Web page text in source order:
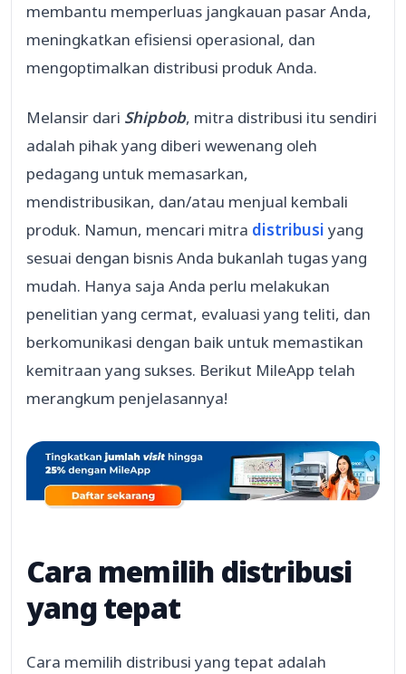
membantu memperluas jangkauan pasar Anda,
meningkatkan efisiensi operasional, dan
mengoptimalkan distribusi produk Anda.
Melansir dari Shipbob, mitra distribusi itu sendiri
adalah pihak yang diberi wewenang oleh
pedagang untuk memasarkan,
mendistribusikan, dan/atau menjual kembali
produk. Namun, mencari mitra distribusi yang
sesuai dengan bisnis Anda bukanlah tugas yang
mudah. Hanya saja Anda perlu melakukan
penelitian yang cermat, evaluasi yang teliti, dan
berkomunikasi dengan baik untuk memastikan
kemitraan yang sukses. Berikut MileApp telah
merangkum penjelasannya!
Cara memilih distribusi
yang tepat
Cara memilih distribusi yang tepat adalah